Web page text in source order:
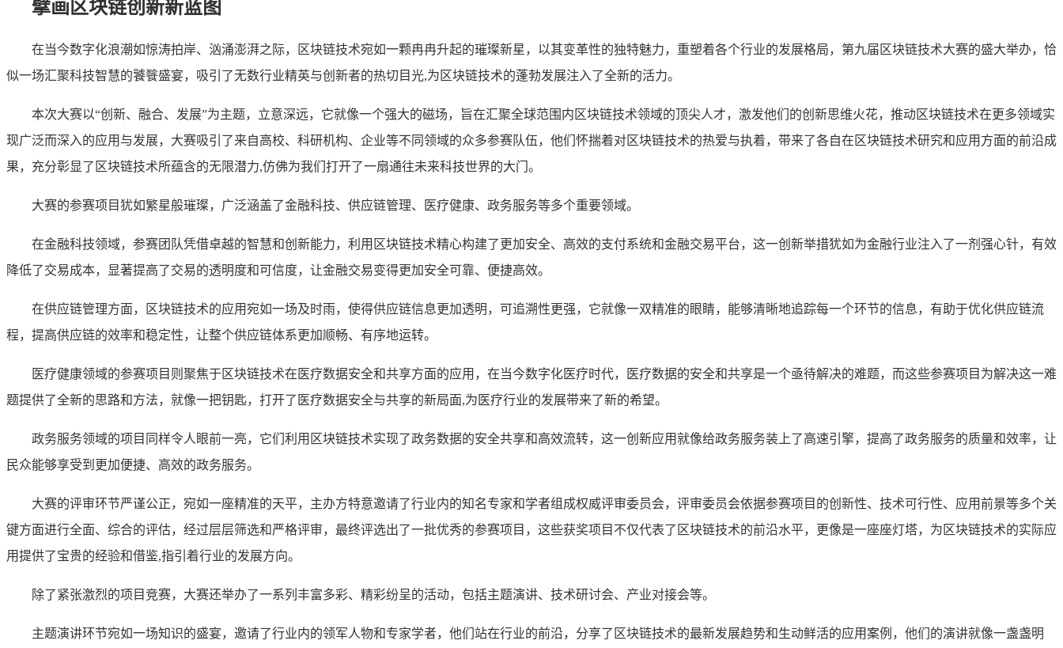
擘画区块链创新新蓝图
在当今数字化浪潮如惊涛拍岸、汹涌澎湃之际，区块链技术宛如一颗冉冉升起的璀璨新星，以其变革性的独特魅力，重塑着各个行业的发展格局，第九届区块链技术大赛的盛大举办，恰
似一场汇聚科技智慧的饕餮盛宴，吸引了无数行业精英与创新者的热切目光,为区块链技术的蓬勃发展注入了全新的活力。
本次大赛以“创新、融合、发展”为主题，立意深远，它就像一个强大的磁场，旨在汇聚全球范围内区块链技术领域的顶尖人才，激发他们的创新思维火花，推动区块链技术在更多领域实
现广泛而深入的应用与发展，大赛吸引了来自高校、科研机构、企业等不同领域的众多参赛队伍，他们怀揣着对区块链技术的热爱与执着，带来了各自在区块链技术研究和应用方面的前沿成
果，充分彰显了区块链技术所蕴含的无限潜力,仿佛为我们打开了一扇通往未来科技世界的大门。
大赛的参赛项目犹如繁星般璀璨，广泛涵盖了金融科技、供应链管理、医疗健康、政务服务等多个重要领域。
在金融科技领域，参赛团队凭借卓越的智慧和创新能力，利用区块链技术精心构建了更加安全、高效的支付系统和金融交易平台，这一创新举措犹如为金融行业注入了一剂强心针，有效
降低了交易成本，显著提高了交易的透明度和可信度，让金融交易变得更加安全可靠、便捷高效。
在供应链管理方面，区块链技术的应用宛如一场及时雨，使得供应链信息更加透明，可追溯性更强，它就像一双精准的眼睛，能够清晰地追踪每一个环节的信息，有助于优化供应链流
程，提高供应链的效率和稳定性，让整个供应链体系更加顺畅、有序地运转。
医疗健康领域的参赛项目则聚焦于区块链技术在医疗数据安全和共享方面的应用，在当今数字化医疗时代，医疗数据的安全和共享是一个亟待解决的难题，而这些参赛项目为解决这一难
题提供了全新的思路和方法，就像一把钥匙，打开了医疗数据安全与共享的新局面,为医疗行业的发展带来了新的希望。
政务服务领域的项目同样令人眼前一亮，它们利用区块链技术实现了政务数据的安全共享和高效流转，这一创新应用就像给政务服务装上了高速引擎，提高了政务服务的质量和效率，让
民众能够享受到更加便捷、高效的政务服务。
大赛的评审环节严谨公正，宛如一座精准的天平，主办方特意邀请了行业内的知名专家和学者组成权威评审委员会，评审委员会依据参赛项目的创新性、技术可行性、应用前景等多个关
键方面进行全面、综合的评估，经过层层筛选和严格评审，最终评选出了一批优秀的参赛项目，这些获奖项目不仅代表了区块链技术的前沿水平，更像是一座座灯塔，为区块链技术的实际应
用提供了宝贵的经验和借鉴,指引着行业的发展方向。
除了紧张激烈的项目竞赛，大赛还举办了一系列丰富多彩、精彩纷呈的活动，包括主题演讲、技术研讨会、产业对接会等。
主题演讲环节宛如一场知识的盛宴，邀请了行业内的领军人物和专家学者，他们站在行业的前沿，分享了区块链技术的最新发展趋势和生动鲜活的应用案例，他们的演讲就像一盏盏明